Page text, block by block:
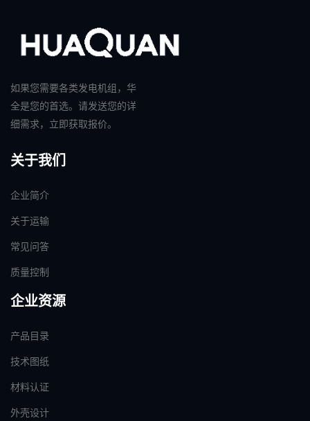
如果您需要各类发电机组，华
全是您的首选。请发送您的详
细需求，立即获取报价。
关于我们
企业简介
关于运输
常见问答
质量控制
企业资源
产品目录
技术图纸
材料认证
外壳设计